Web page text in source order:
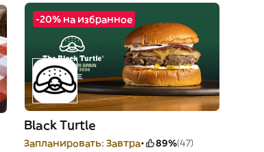
-20% на избранное
Black Turtle
Запланировать: Завтра 89%(47)